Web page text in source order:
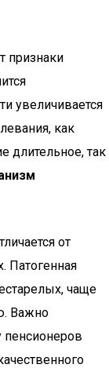
признаки
увеличивается
как
длительное, так
от
Патогенная
чаще
Важно
пенсионеров